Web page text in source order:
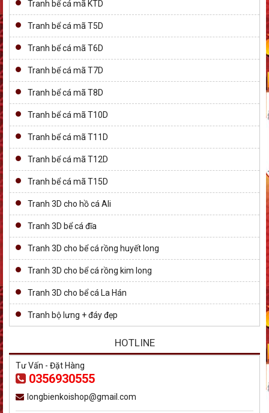
Tranh bể cá mã KTD
Tranh bể cá mã T5D
Tranh bể cá mã T6D
Tranh bể cá mã T7D
Tranh bể cá mã T8D
Tranh bể cá mã T10D
Tranh bể cá mã T11D
Tranh bể cá mã T12D
Tranh bể cá mã T15D
Tranh 3D cho hồ cá Ali
Tranh 3D bể cá đĩa
Tranh 3D cho bể cá rồng huyết long
Tranh 3D cho bể cá rồng kim long
Tranh 3D cho bể cá La Hán
Tranh bộ lưng + đáy đẹp
HOTLINE
Tư Vấn - Đặt Hàng
0356930555
longbienkoishop@gmail.com